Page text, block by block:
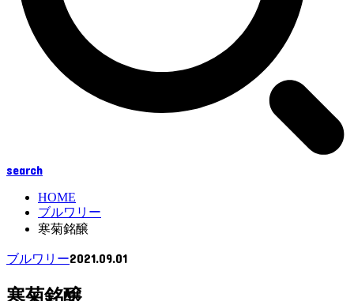
search
HOME
ブルワリー
寒菊銘醸
ブルワリー2021.09.01
寒菊銘醸